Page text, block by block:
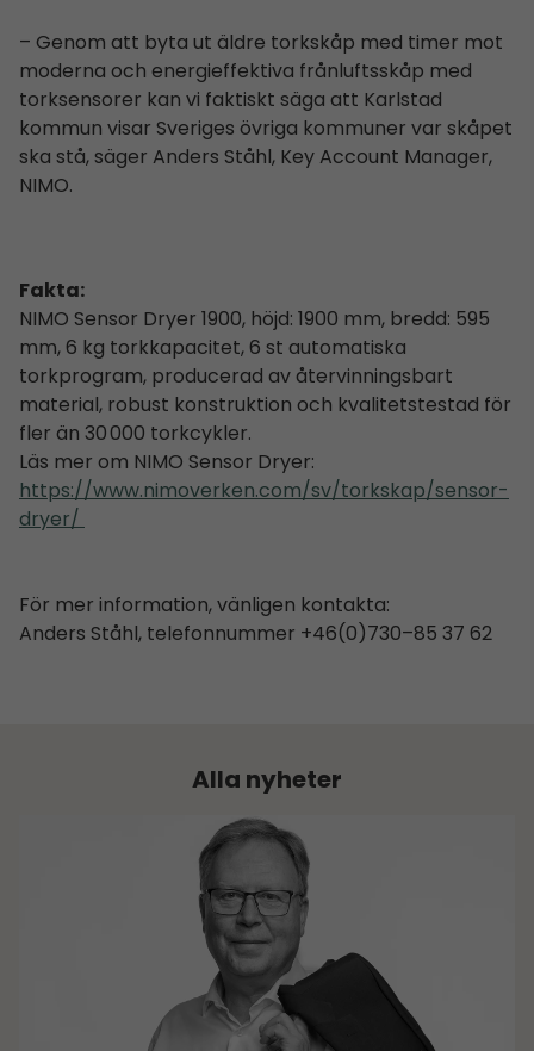
– Genom att byta ut äldre torkskåp med timer mot
moderna och energieffektiva frånluftsskåp med
torksensorer kan vi faktiskt säga att Karlstad
kommun visar Sveriges övriga kommuner var skåpet
ska stå, säger Anders Ståhl, Key Account Manager,
NIMO.
Fakta:
NIMO Sensor Dryer 1900, höjd: 1900 mm, bredd: 595
mm, 6 kg torkkapacitet, 6 st automatiska
torkprogram, producerad av återvinningsbart
material, robust konstruktion och kvalitetstestad för
fler än 30 000 torkcykler.
Läs mer om NIMO Sensor Dryer:
https://www.nimoverken.com/sv/torkskap/sensor-
dryer/
För mer information, vänligen kontakta:
Anders Ståhl, telefonnummer +46(0)730–85 37 62
Alla nyheter